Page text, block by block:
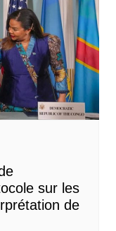
sur les
de